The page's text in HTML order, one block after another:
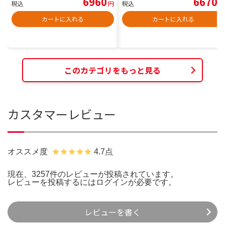
税込
円
カートに入れる
税込
カートに入れる
このカテゴリをもっと見る
カスタマーレビュー
オススメ度 4.7点
現在、3257件のレビューが投稿されています。
レビューを投稿するには ログインが必要です。
レビューを書く